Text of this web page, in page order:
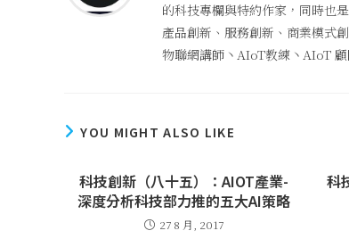
的科技專欄與特約作家，同時也
產品創新、服務創新、商業模式
物聯網講師丶AIoT教練丶AIoT
YOU MIGHT ALSO LIKE
科技創新（八十五）：AIOT產業-
深度分析科技部力推的五大AI策略
27 8 月, 2017
科